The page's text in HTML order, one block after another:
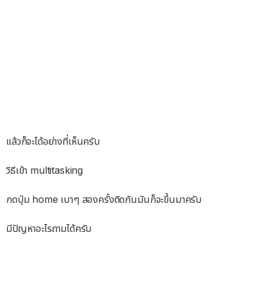
แล้วก็จะได้อย่างที่เห็นครับ
วิธีเข้า multitasking
กดปุ่ม home เบาๆ สองครั้งติดกันมันก็จะขึ้นมาครับ
มีปัญหาอะไรถามได้ครับ